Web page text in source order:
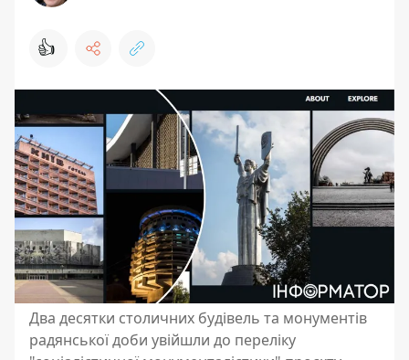
👍
Два десятки столичних будівель та монументів
радянської доби увійшли до переліку